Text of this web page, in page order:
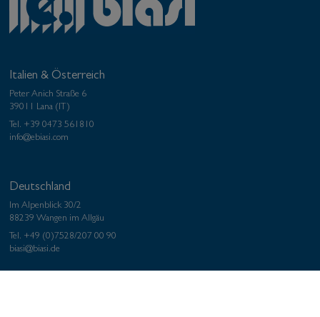
Italien & Österreich
Peter Anich Straße 6
39011 Lana (IT)
Tel. +39 0473 561810
info@ebiasi.com
Deutschland
Im Alpenblick 30/2
88239 Wangen im Allgäu
Tel. +49 (0)7528/207 00 90
biasi@biasi.de